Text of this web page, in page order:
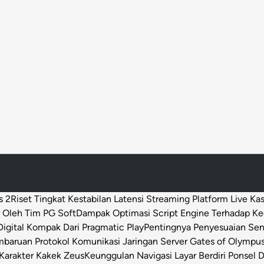
2Riset Tingkat Kestabilan Latensi Streaming Platform Live
Tim PG SoftDampak Optimasi Script Engine Terhadap
Kompak Dari Pragmatic PlayPentingnya Penyesuaian
Protokol Komunikasi Jaringan Server Gates of
Kakek ZeusKeunggulan Navigasi Layar Berdiri Ponsel